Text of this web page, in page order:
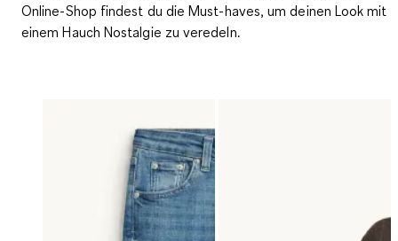
Online-Shop findest du die Must-haves, um deinen Look mit
einem Hauch Nostalgie zu veredeln.